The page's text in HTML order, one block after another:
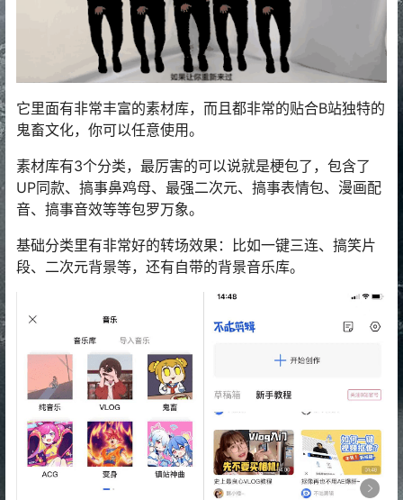
它里面有非常丰富的素材库，而且都非常的贴合B站独特的
鬼畜文化，你可以任意使用。
素材库有3个分类，最厉害的可以说就是梗包了，包含了
UP同款、搞事鼻鸡母、最强二次元、搞事表情包、漫画配
音、搞事音效等等包罗万象。
基础分类里有非常好的转场效果：比如一键三连、搞笑片
段、二次元背景等，还有自带的背景音乐库。